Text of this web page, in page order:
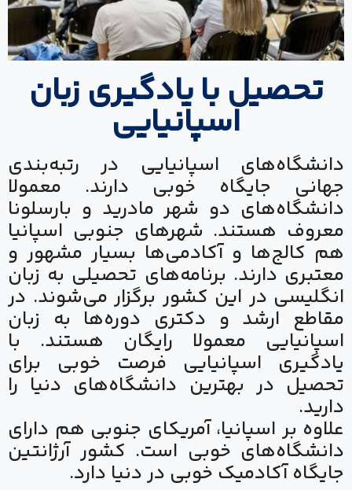
تحصیل با یادگیری زبان
اسپانیایی
دانشگاه‌های اسپانیایی در رتبه‌بندی
جهانی جایگاه خوبی دارند. معمولا
دانشگاه‌های دو شهر مادرید و بارسلونا
معروف هستند. شهرهای جنوبی اسپانیا
هم کالج‌ها و آکادمی‌ها بسیار مشهور و
معتبری دارند. برنامه‌های تحصیلی به زبان
انگلیسی در این کشور برگزار می‌شوند. در
مقاطع ارشد و دکتری دوره‌ها به زبان
اسپانیایی معمولا رایگان هستند. با
یادگیری اسپانیایی فرصت خوبی برای
تحصیل در بهترین دانشگاه‌های دنیا را
دارید.
علاوه بر اسپانیا، آمریکای جنوبی هم دارای
دانشگاه‌های خوبی است. کشور آرژانتین
جایگاه آکادمیک خوبی در دنیا دارد.